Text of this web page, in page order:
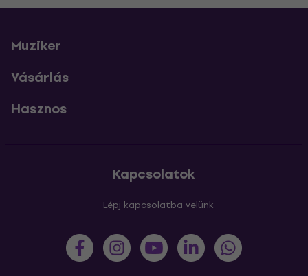
Muziker
Vásárlás
Hasznos
Kapcsolatok
Lépj kapcsolatba velünk